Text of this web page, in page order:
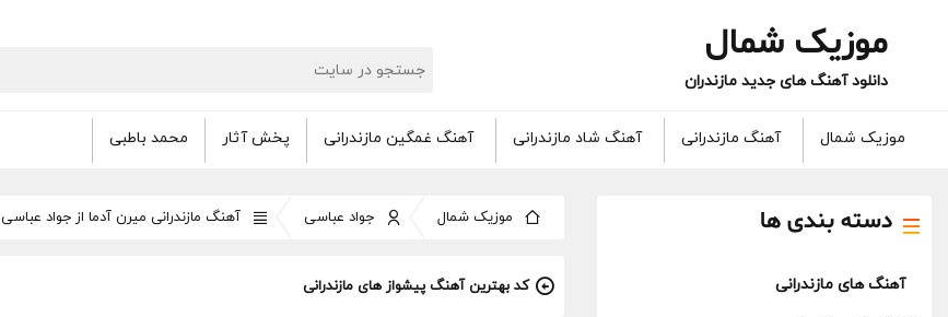
موزیک شمال
دانلود آهنگ های جدید مازندران
موزیک شمال آهنگ مازندرانی آهنگ شاد مازندرانی آهنگ غمگین مازندرانی پخش آثار محمد باطبی
دسته بندی ها
آهنگ های مازندرانی
موزیک شمال جواد عباسی آهنگ مازندرانی میرن آدما از جواد عباسی
کد بهترین آهنگ پیشواز های مازندرانی